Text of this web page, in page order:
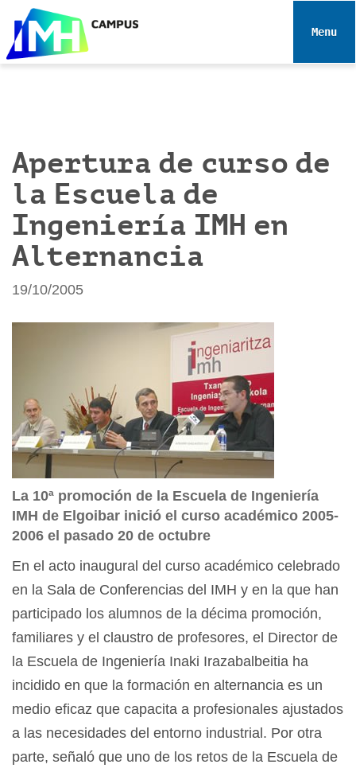
e
Toggle
Apertura de curso de
la Escuela de
Ingeniería IMH en
Alternancia
19/10/2005
La 10ª promoción de la Escuela de Ingeniería
IMH de Elgoibar inició el curso académico 2005-
2006 el pasado 20 de octubre
En el acto inaugural del curso académico celebrado
en la Sala de Conferencias del IMH y en la que han
participado los alumnos de la décima promoción,
familiares y el claustro de profesores, el Director de
la Escuela de Ingeniería Inaki Irazabalbeitia ha
incidido en que la formación en alternancia es un
medio eficaz que capacita a profesionales ajustados
a las necesidades del entorno industrial. Por otra
parte, señaló que uno de los retos de la Escuela de